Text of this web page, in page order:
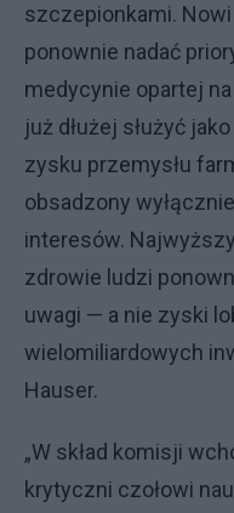
szczepionkami.
ponownie nadać
medycynie opartej
już dłużej służyć
zysku przemysłu
obsadzony
interesów.
zdrowie ludzi
uwagi — a nie zyski
wielomiliardowych
Hauser.
„W skład komisji
krytyczni czołowi